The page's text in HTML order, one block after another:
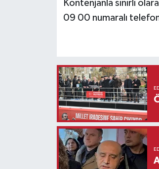
Kontenjanla sınırlı
09 00 numaralı